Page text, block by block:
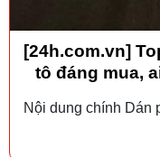
[24h.com.vn]
tô đáng mua,
Nội dung chính Dán